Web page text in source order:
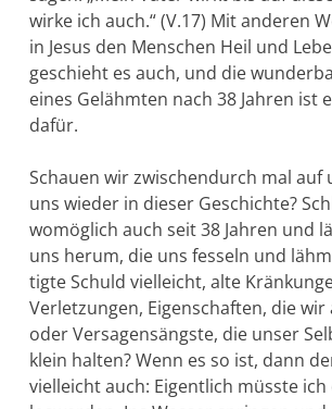
wirke ich auch.“ (V.17) Mit anderen
in Jesus den Menschen Heil und
geschieht es auch, und die
eines Gelähmten nach 38 Jahren ist
dafür.
Schauen wir zwischendurch mal auf
uns wieder in dieser Geschichte?
womöglich auch seit 38 Jahren und
uns herum, die uns fesseln und
tigte Schuld vielleicht, alte
Verletzungen, Eigenschaften, die wir
oder Versagensängste, die unser
klein halten? Wenn es so ist, dann
vielleicht auch: Eigentlich müsste ich